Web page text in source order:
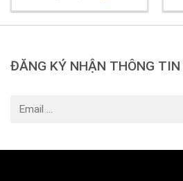
ĐĂNG KÝ NHẬN THÔNG TIN